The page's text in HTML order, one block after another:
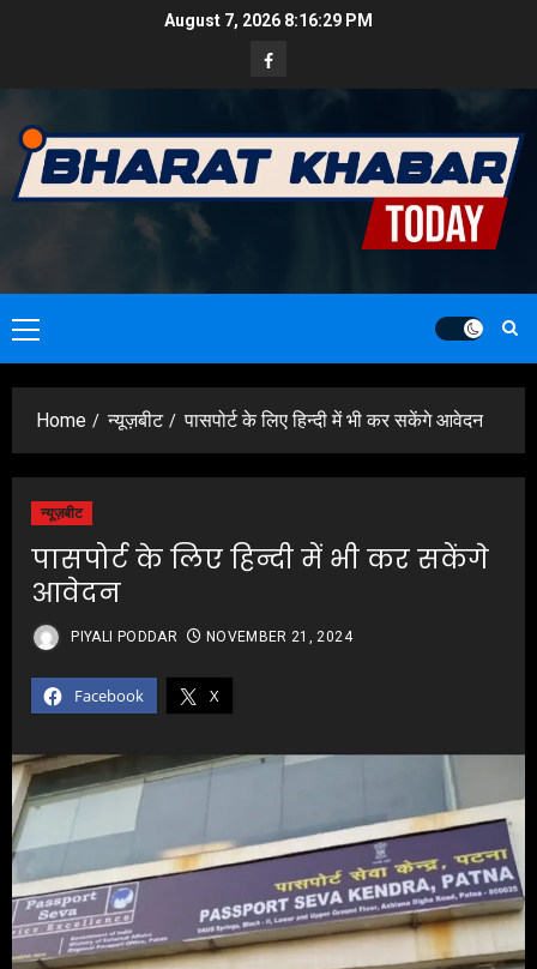
August 7, 2026 8:16:31 PM
Facebook
Primary
Menu
Home न्यूज़बीट पासपोर्ट के लिए हिन्दी में भी कर सकेंगे आवेदन
न्यूज़बीट
पासपोर्ट के लिए हिन्दी में भी कर सकेंगे
आवेदन
Facebook X
PIYALI PODDAR NOVEMBER 21, 2024